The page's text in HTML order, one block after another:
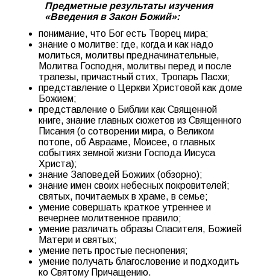
Предметные результаты изучения
«Введения в Закон Божий»:
понимание, что Бог есть Творец мира;
знание о молитве: где, когда и как надо
молиться, молитвы предначинательные,
Молитва Господня, молитвы перед и после
трапезы, причастный стих, Тропарь Пасхи;
представление о Церкви Христовой как доме
Божием;
представление о Библии как Священной
книге, знание главных сюжетов из Священного
Писания (о сотворении мира, о Великом
потопе, об Аврааме, Моисее, о главных
событиях земной жизни Господа Иисуса
Христа);
знание Заповедей Божиих (обзорно);
знание имен своих небесных покровителей;
святых, почитаемых в храме, в семье;
умение совершать краткое утреннее и
вечернее молитвенное правило;
умение различать образы Спасителя, Божией
Матери и святых;
умение петь простые песнопения;
умение получать благословение и подходить
ко Святому Причащению.